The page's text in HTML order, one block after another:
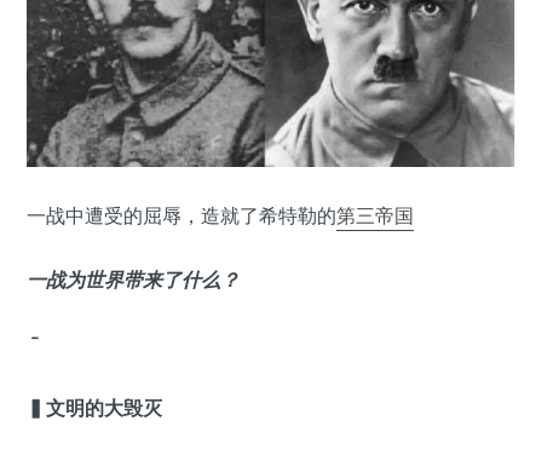
一战中遭受的屈辱，造就了希特勒的第三帝国
一战为世界带来了什么？
¯
▍文明的大毁灭